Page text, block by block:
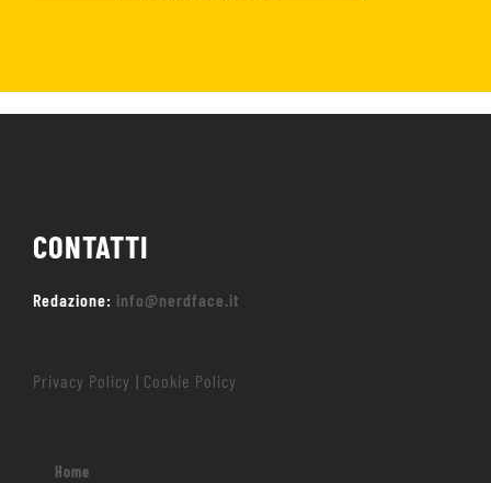
CONTATTI
Redazione: info@nerdface.it
Privacy Policy Cookie Policy
Home